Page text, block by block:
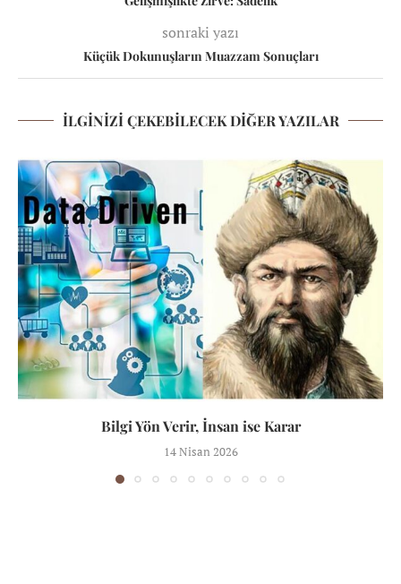
sonraki yazı
Küçük Dokunuşların Muazzam Sonuçları
İLGINIZI ÇEKEBILECEK DIĞER YAZILAR
Bilgi Yön Verir, İnsan ise Karar
14 Nisan 2026